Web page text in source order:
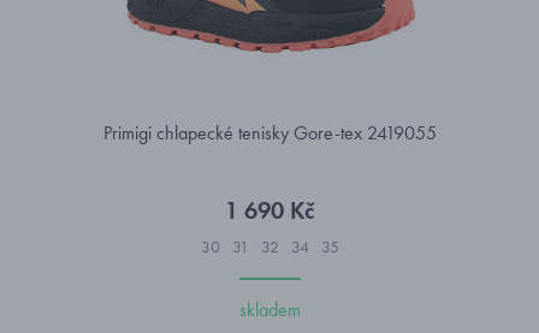
Primigi chlapecké tenisky Gore-tex 2419055
1 690 Kč
30 31 32 34 35
skladem